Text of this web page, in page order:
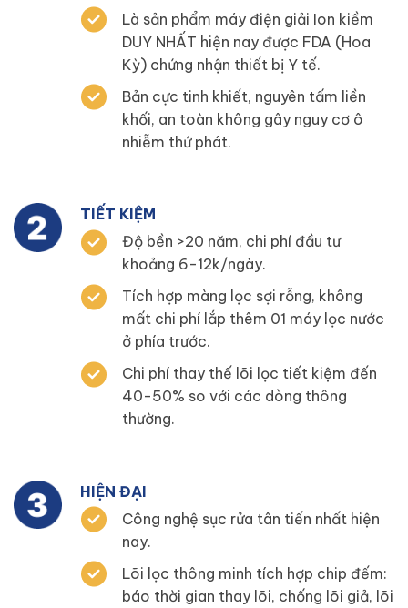
Là sản phẩm máy điện giải Ion kiềm
DUY NHẤT hiện nay được FDA (Hoa
Kỳ) chứng nhận thiết bị Y tế.
Bản cực tinh khiết, nguyên tấm liền
khối, an toàn không gây nguy cơ ô
nhiễm thứ phát.
TIẾT KIỆM
Độ bền >20 năm, chi phí đầu tư
khoảng 6-12k/ngày.
Tích hợp màng lọc sợi rỗng, không
mất chi phí lắp thêm 01 máy lọc nước
ở phía trước.
Chi phí thay thế lõi lọc tiết kiệm đến
40-50% so với các dòng thông
thường.
HIỆN ĐẠI
Công nghệ sục rửa tân tiến nhất hiện
nay.
Lõi lọc thông minh tích hợp chip đếm:
báo thời gian thay lõi, chống lõi giả, lõi